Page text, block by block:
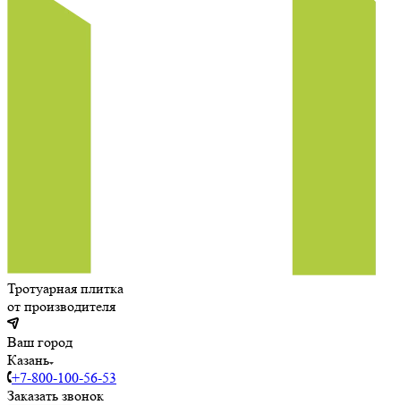
Тротуарная плитка
от производителя
Ваш город
Казань
+7-800-100-56-53
Заказать звонок